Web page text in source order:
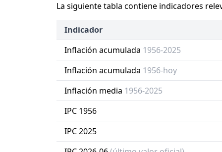
La siguiente tabla contiene indicadores
Indicador
Inflación acumulada 1956-2025
Inflación acumulada 1956-hoy
Inflación media 1956-2025
IPC 1956
IPC 2025